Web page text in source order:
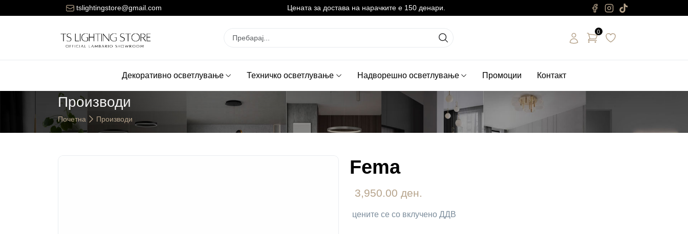
tslightingstore@gmail.com
Цената за достава на нарачките е 150 денари. Цената за достава на нарачките е 150 денари.
0
Декоративно осветлување Техничко осветлување Надворешно осветлување Промоции Контакт
Производи
Почетна Производи
Fema
3,950.00 ден.
цените се со вклучено ДДВ